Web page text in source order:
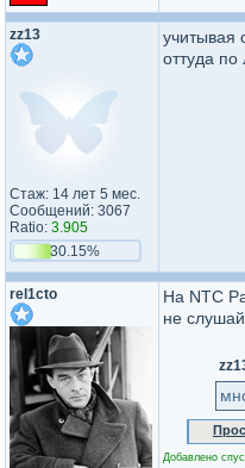
zz13
Стаж: 14 лет 5 мес.
Сообщений: 3067
Ratio: 3.905
30.15%
учитывая
оттуда
rel1cto
На NTC
не
Добавлено